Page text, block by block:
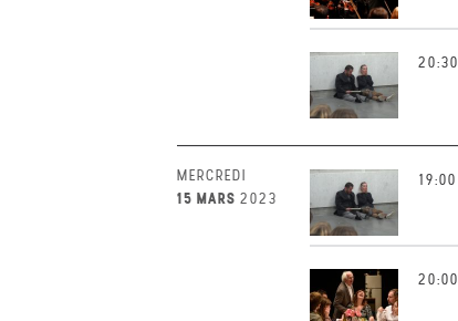
20:30
MERCREDI
15 MARS 2023
19:00
20:00